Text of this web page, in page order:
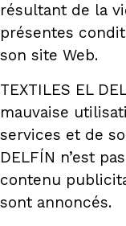
résultant de la
présentes
son site Web.
TEXTILES EL
mauvaise
services et de
DELFÍN n’est
contenu
sont annoncés.